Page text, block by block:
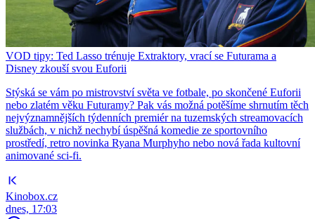
VOD tipy: Ted Lasso trénuje Extraktory, vrací se Futurama a
Disney zkouší svou Euforii
Stýská se vám po mistrovství světa ve fotbale, po skončené Euforii
nebo zlatém věku Futuramy? Pak vás možná potěšíme shrnutím těch
nejvýznamnějších týdenních premiér na tuzemských streamovacích
službách, v nichž nechybí úspěšná komedie ze sportovního
prostředí, retro novinka Ryana Murphyho nebo nová řada kultovní
animované sci-fi.
Kinobox.cz
dnes, 17:03